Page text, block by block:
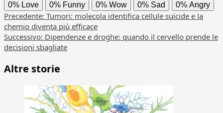
0% Love 0% Funny 0% Wow 0% Sad 0% Angry
Navigazione
articolo
Precedente: Tumori: molecola identifica cellule suicide e la
chemio diventa più efficace
Successivo: Dipendenze e droghe: quando il cervello prende le
decisioni sbagliate
Altre storie